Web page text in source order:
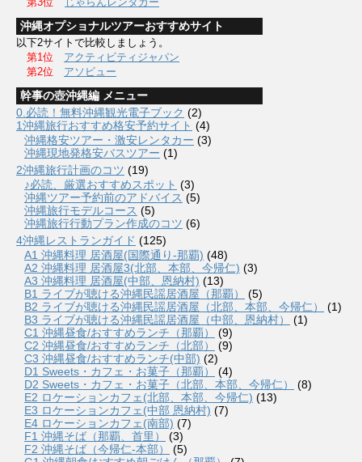
沖縄オプショナルツアーおすすめサイト
以下2サイトで比較しましょう。
第1位
アクティビティジャパン
第2位
アソビュー
幹事の壺沖縄編 メニュー
0.必読！無料沖縄観光電子ブック (2)
1沖縄旅行おすすめ格安予約サイト (4)
沖縄格安ツアー・激安レンタカー (3)
沖縄現地発格安バスツアー (1)
2沖縄旅行計画のコツ (19)
♪必読、厳選おすすめスポット (3)
沖縄ツアー予約前のアドバイス (5)
沖縄旅行モデルコース (5)
沖縄旅行行動プラン作成のコツ (6)
4沖縄レストランガイド (125)
A1 沖縄料理 居酒屋(国際通り-那覇) (48)
A2 沖縄料理 居酒屋3(北部、本部、今帰仁) (3)
A3 沖縄料理 居酒屋(中部、恩納村) (13)
B1 ライブが聴ける沖縄民謡居酒屋（那覇）
(5)
B2 ライブが聴ける沖縄民謡居酒屋（北部、本部、今帰仁）
(1)
B3 ライブが聴ける沖縄民謡居酒屋（中部、恩納村）
(1)
C1 沖縄昼食/おすすめランチ（那覇）
(9)
C2 沖縄昼食/おすすめランチ（北部）
(9)
C3 沖縄昼食/おすすめランチ(中部) (2)
D1 Sweets・カフェ・お菓子（那覇）
(4)
D2 Sweets・カフェ・お菓子（北部、本部、今帰仁）
(8)
E2 ロケーションカフェ(北部、本部、今帰仁) (13)
E3 ロケーションカフェ(中部 恩納村) (7)
E4 ロケーションカフェ(南部) (7)
F1 沖縄そば（那覇、首里）
(3)
F2 沖縄そば（今帰仁-本部）
(5)